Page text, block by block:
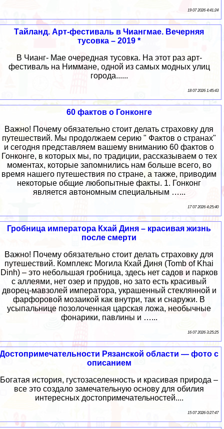
19 07 2026 4:41:24
Тайланд. Арт-фестиваль в Чиангмае. Вечерняя
тусовка – 2019 *
В Чианг- Мае очередная тусовка. На этот раз арт-
фестиваль на Ниммане, одной из самых модных улиц
города......
18 07 2026 1:45:43
60 фактов о Гонконге
Важно! Почему обязательно стоит делать страховку для
путешествий. Мы продолжаем серию " Фактов о странах"
и сегодня представляем вашему вниманию 60 фактов о
Гонконге, в которых мы, по традиции, рассказываем о тех
моментах, которые запомнились нам больше всего, во
время нашего путешествия по стране, а также, приводим
некоторые общие любопытные факты. 1. Гонконг
является автономным специальным …...
17 07 2026 4:25:40
Гробница императора Кхай Диня – красивая жизнь
после смерти
Важно! Почему обязательно стоит делать страховку для
путешествий. Комплекс Могила Кхай Диня (Tomb of Khai
Dinh) – это небольшая гробница, здесь нет садов и парков
с аллеями, нет озер и прудов, но зато есть красивый
дворец-мавзолей императора, украшенный стеклянной и
фарфоровой мозаикой как внутри, так и снаружи. В
усыпальнице позолоченная царская ложа, необычные
фонарики, павлины и …...
16 07 2026 3:25:25
Достопримечательности Рязанской области — фото с
описанием
Богатая история, густозаселенность и красивая природа –
все это создало замечательную основу для обилия
интересных достопримечательностей....
15 07 2026 0:27:47